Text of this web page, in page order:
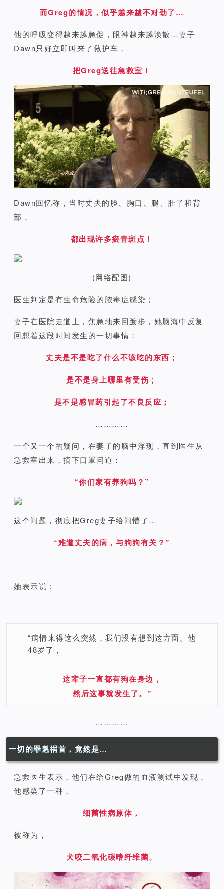
而Greg的情况，似乎越来越不对劲了…
他的呼吸变得越来越急促，眼神越来越涣散…妻子
Dawn只好立即叫来了救护车，
把Greg送往急救室！
Dawn回忆称，当时丈夫的脸、胸口、腿、肚子和背
部，
都出现许多瘀青斑点！
(网络配图)
医生判定是有生命危险的脓毒症感染；
妻子在医院走道上，焦急地来回踱步，她脑海中反复
回想着这段时间发生的一切事情：
丈夫是不是吃了什么不该吃的东西；
是不是身上哪里有受伤；
是不是感冒药引起了不良反应；
…………
一个又一个的疑问，在妻子的脑中浮现，直到医生从
急救室出来，摘下口罩问道：
“你们家有养狗吗？”
这个问题，彻底把Greg妻子给问懵了…
“难道丈夫的病，与狗狗有关？”
她表示说：
“病情来得这么突然，我们没有想到这方面。他
48岁了，
这辈子一直都有狗在身边，
然后这事就发生了。”
…………
一切的罪魁祸首，竟然是…
急救医生表示，他们在给Greg做的血液测试中发现，
他感染了一种，
细菌性病原体，
被称为，
犬咬二氧化碳嗜纤维菌。